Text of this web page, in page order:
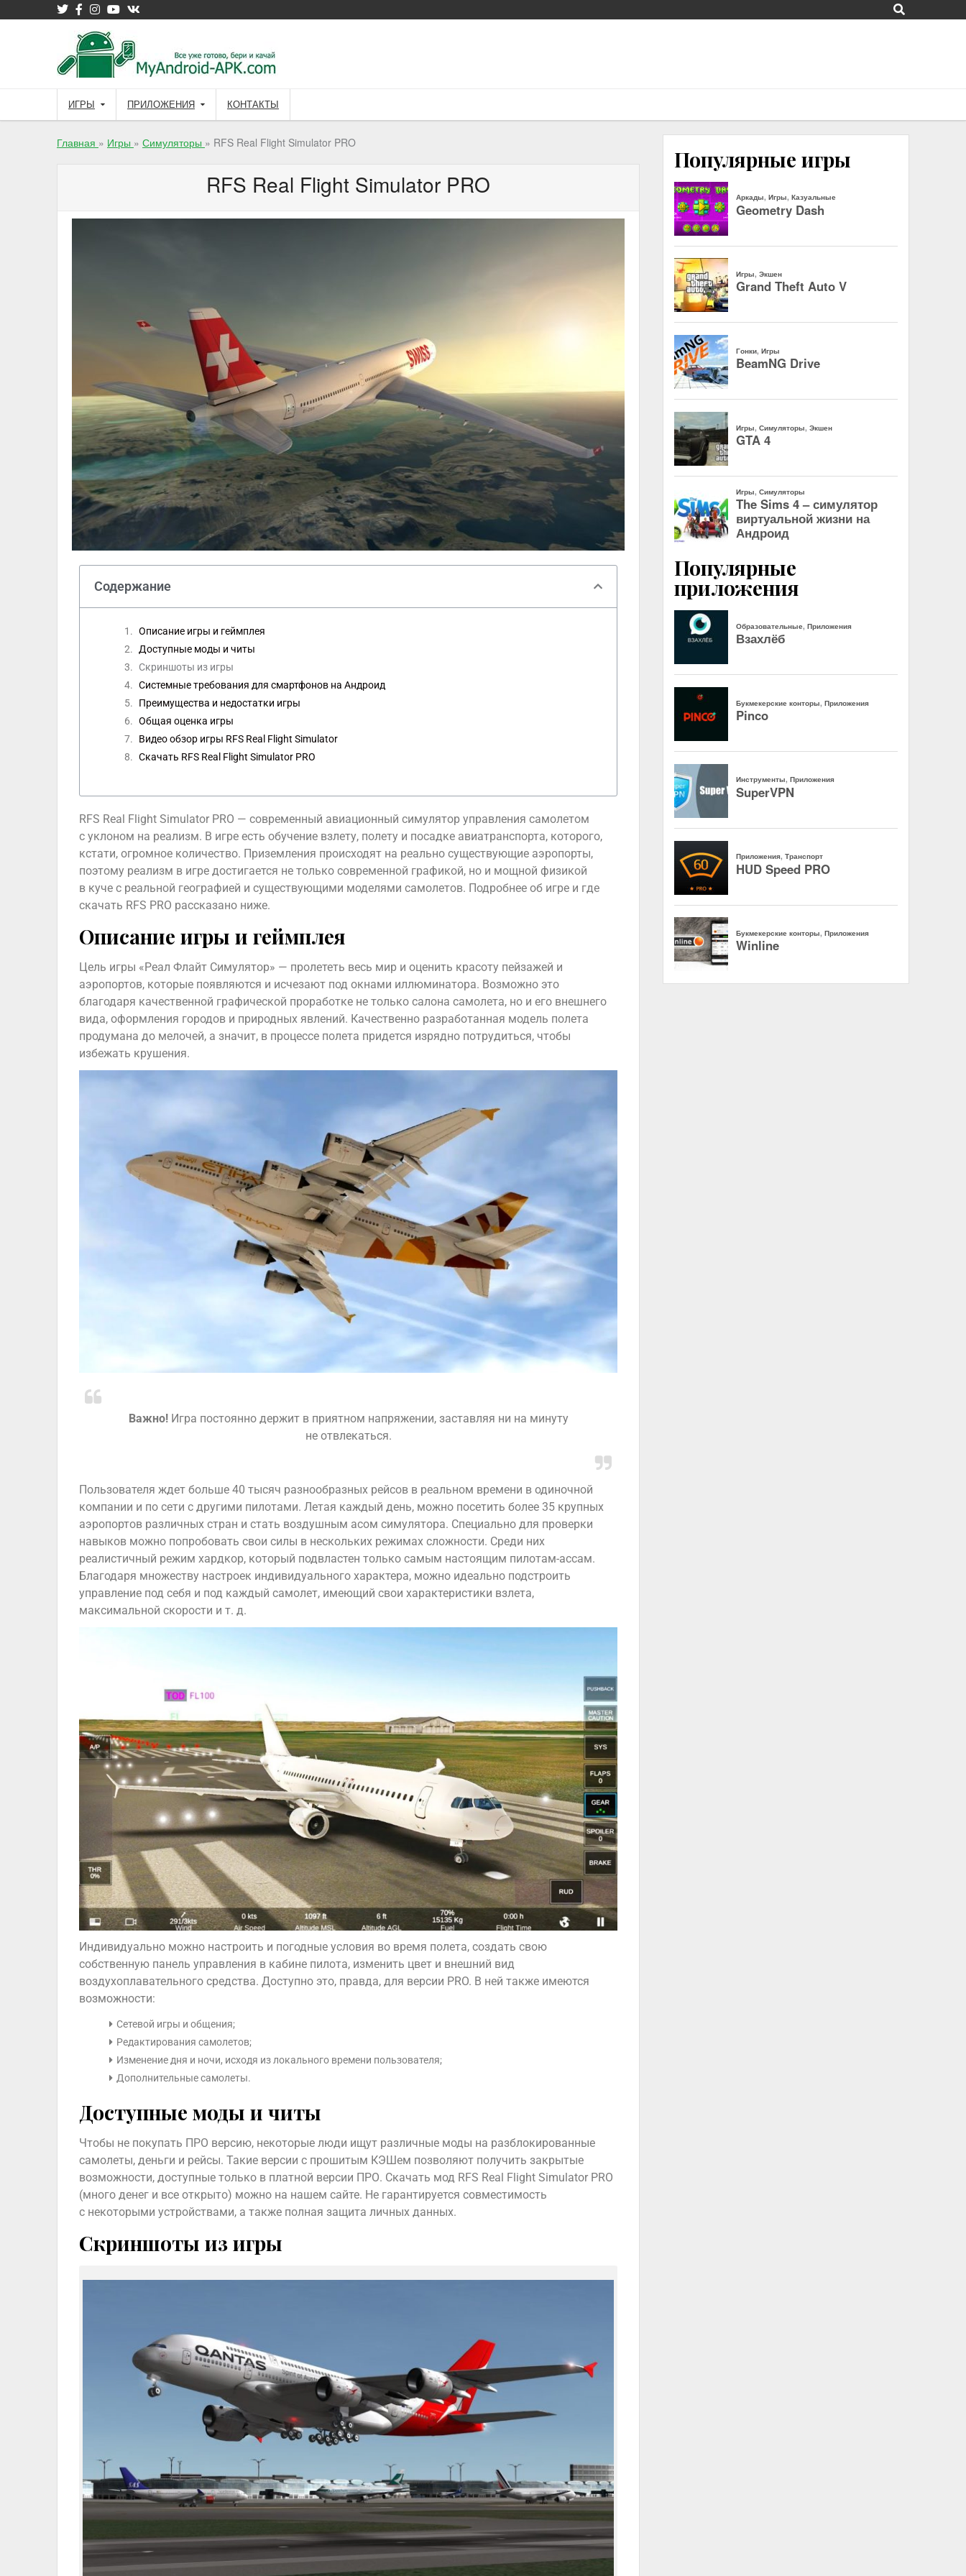
ИГРЫ ПРИЛОЖЕНИЯ КОНТАКТЫ
Главная » Игры » Симуляторы » RFS Real Flight Simulator PRO
RFS Real Flight Simulator PRO
Содержание
Описание игры и геймплея
Доступные моды и читы
Скриншоты из игры
Системные требования для смартфонов на Андроид
Преимущества и недостатки игры
Общая оценка игры
Видео обзор игры RFS Real Flight Simulator
Скачать RFS Real Flight Simulator PRO
RFS Real Flight Simulator PRO — современный авиационный симулятор управления самолетом
с уклоном на реализм. В игре есть обучение взлету, полету и посадке авиатранспорта, которого,
кстати, огромное количество. Приземления происходят на реально существующие аэропорты,
поэтому реализм в игре достигается не только современной графикой, но и мощной физикой
в куче с реальной географией и существующими моделями самолетов. Подробнее об игре и где
скачать RFS PRO рассказано ниже.
Описание игры и геймплея
Цель игры «Реал Флайт Симулятор» — пролететь весь мир и оценить красоту пейзажей и
аэропортов, которые появляются и исчезают под окнами иллюминатора. Возможно это
благодаря качественной графической проработке не только салона самолета, но и его внешнего
вида, оформления городов и природных явлений. Качественно разработанная модель полета
продумана до мелочей, а значит, в процессе полета придется изрядно потрудиться, чтобы
избежать крушения.
Важно! Игра постоянно держит в приятном напряжении, заставляя ни на минуту
не отвлекаться.
Пользователя ждет больше 40 тысяч разнообразных рейсов в реальном времени в одиночной
компании и по сети с другими пилотами. Летая каждый день, можно посетить более 35 крупных
аэропортов различных стран и стать воздушным асом симулятора. Специально для проверки
навыков можно попробовать свои силы в нескольких режимах сложности. Среди них
реалистичный режим хардкор, который подвластен только самым настоящим пилотам-ассам.
Благодаря множеству настроек индивидуального характера, можно идеально подстроить
управление под себя и под каждый самолет, имеющий свои характеристики взлета,
максимальной скорости и т. д.
Индивидуально можно настроить и погодные условия во время полета, создать свою
собственную панель управления в кабине пилота, изменить цвет и внешний вид
воздухоплавательного средства. Доступно это, правда, для версии PRO. В ней также имеются
возможности:
Сетевой игры и общения;
Редактирования самолетов;
Изменение дня и ночи, исходя из локального времени пользователя;
Дополнительные самолеты.
Доступные моды и читы
Чтобы не покупать ПРО версию, некоторые люди ищут различные моды на разблокированные
самолеты, деньги и рейсы. Такие версии с прошитым КЭШем позволяют получить закрытые
возможности, доступные только в платной версии ПРО. Скачать мод RFS Real Flight Simulator PRO
(много денег и все открыто) можно на нашем сайте. Не гарантируется совместимость
с некоторыми устройствами, а также полная защита личных данных.
Скриншоты из игры
Популярные игры
Популярные
приложения